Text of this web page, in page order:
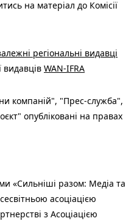
на матеріал до Комісії
регіональні видавці
видавців WAN-IFRA
компаній", "Прес-служба",
опубліковані на правах
«Сильніші разом: Медіа та
асоціацією
з Асоціацією